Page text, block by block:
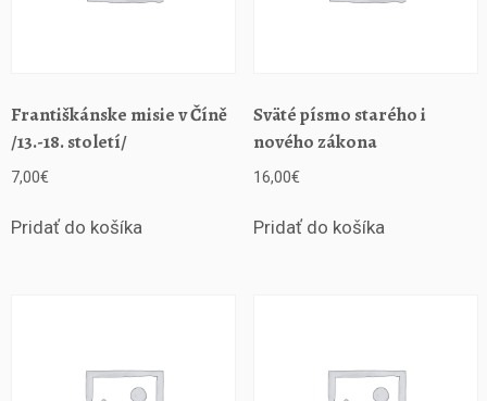
Františkánske misie v Číně
/13.-18. století/
7,00€
Pridať do košíka
Sväté písmo starého i
nového zákona
16,00€
Pridať do košíka